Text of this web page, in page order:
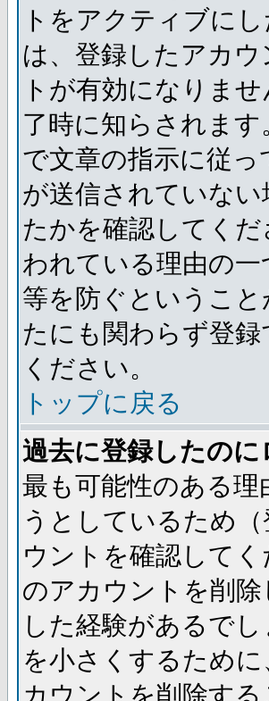
トをアクティブに
は、登録したアカ
トが有効になりま
了時に知らされま
で文章の指示に従
が送信されていな
たかを確認してく
われている理由の
等を防ぐというこ
たにも関わらず登
ください。
トップに戻る
過去に登録したの
最も可能性のある
うとしているため
ウントを確認して
のアカウントを削
した経験があるで
を小さくするため
カウントを削除す